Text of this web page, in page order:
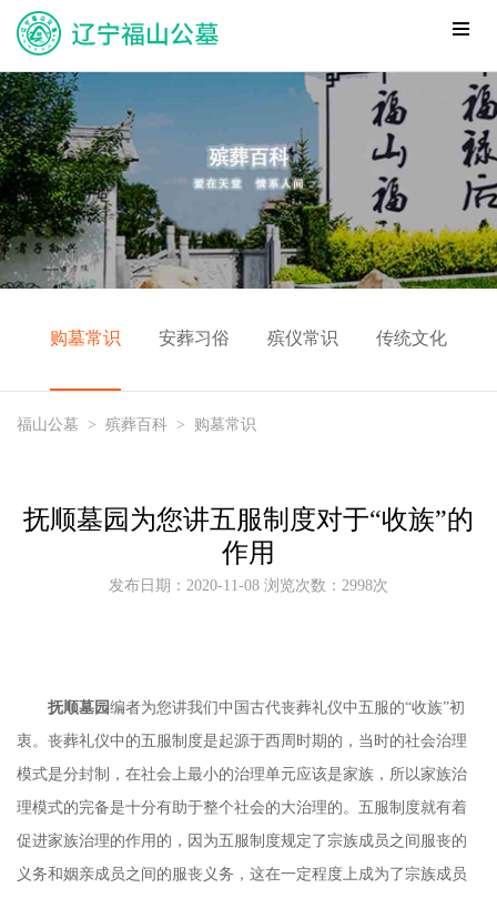
购墓常识 安葬习俗 殡仪常识 传统文化
福山公墓 > 殡葬百科 > 购墓常识
抚顺墓园为您讲五服制度对于“收族”的
作用
发布日期：2020-11-08 浏览次数：2998次
抚顺墓园编者为您讲我们中国古代丧葬礼仪中五服的“收族”初
衷。丧葬礼仪中的五服制度是起源于西周时期的，当时的社会治理
模式是分封制，在社会上最小的治理单元应该是家族，所以家族治
理模式的完备是十分有助于整个社会的大治理的。五服制度就有着
促进家族治理的作用的，因为五服制度规定了宗族成员之间服丧的
义务和姻亲成员之间的服丧义务，这在一定程度上成为了宗族成员